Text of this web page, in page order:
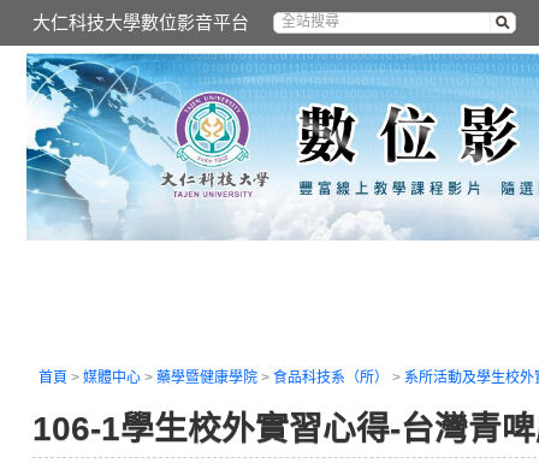
大仁科技大學數位影音平台
首頁 > 媒體中心 > 藥學暨健康學院 > 食品科技系（所） > 系所活動及學生校外
106-1學生校外實習心得-台灣青